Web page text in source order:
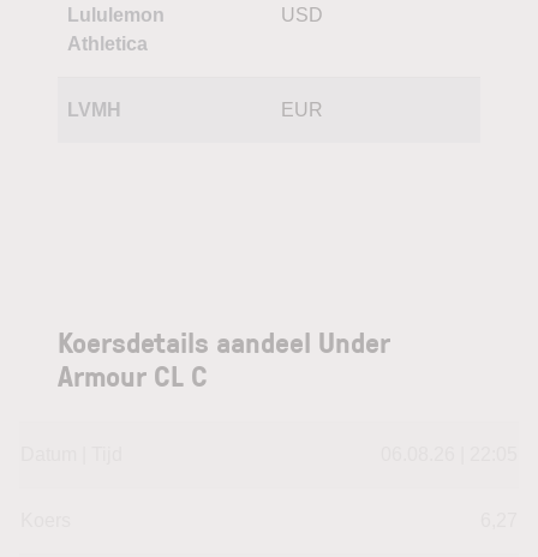
Lululemon
Athletica
USD
LVMH EUR
Koersdetails aandeel Under
Armour CL C